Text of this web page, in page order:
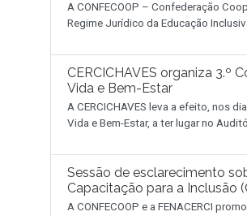
A CONFECOOP – Confederação
Regime Jurídico da Educação
CERCICHAVES organiza 3.º
Vida e Bem-Estar
A CERCICHAVES leva a efeito, nos
Vida e Bem-Estar, a ter lugar no
Sessão de esclarecimento
Capacitação para a Inclusão
A CONFECOOP e a FENACERCI